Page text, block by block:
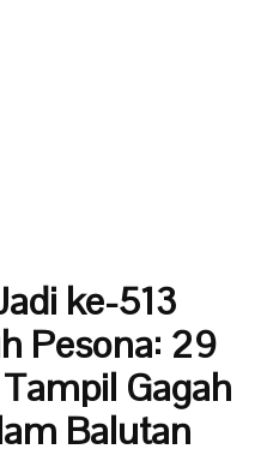
ke-513
Pesona: 29
Gagah
Balutan